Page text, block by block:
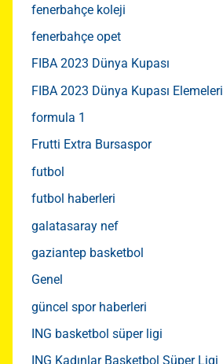
fenerbahçe koleji
fenerbahçe opet
FIBA 2023 Dünya Kupası
FIBA 2023 Dünya Kupası Elemeleri
formula 1
Frutti Extra Bursaspor
futbol
futbol haberleri
galatasaray nef
gaziantep basketbol
Genel
güncel spor haberleri
ING basketbol süper ligi
ING Kadınlar Basketbol Süper Ligi